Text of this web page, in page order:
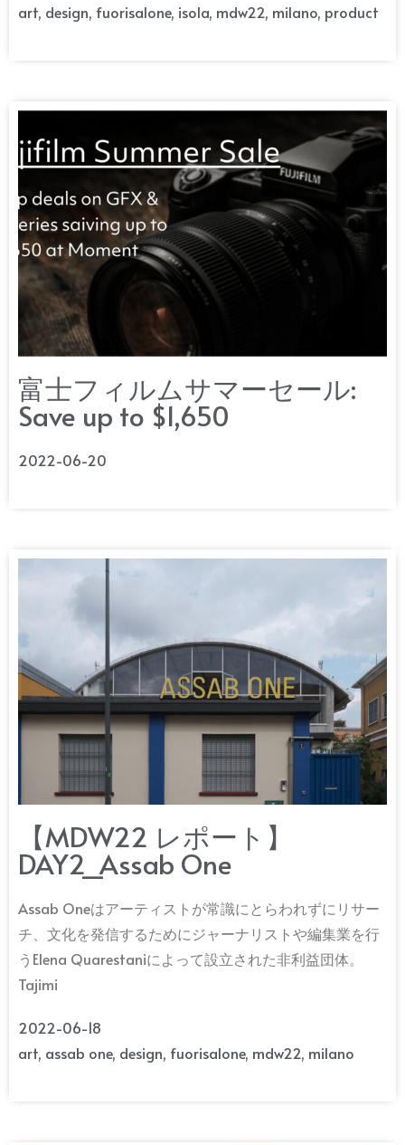
art, design, fuorisalone, isola, mdw22, milano, product
富士フィルムサマーセール:
Save up to $1,650
2022-06-20
【MDW22 レポート】
DAY2_Assab One
Assab Oneはアーティストが常識にとらわれずにリサー
チ、文化を発信するためにジャーナリストや編集業を行
うElena Quarestaniによって設立された非利益団体。
Tajimi
2022-06-18
art, assab one, design, fuorisalone, mdw22, milano